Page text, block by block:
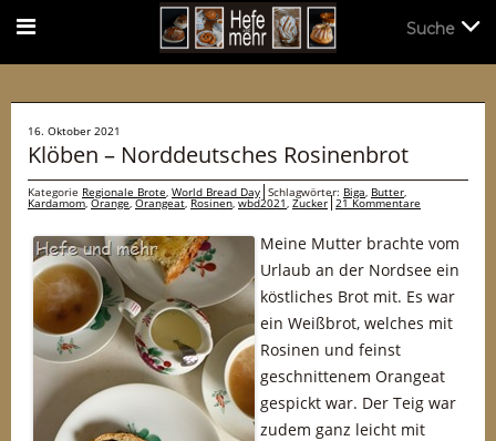
16. Oktober 2021
Klöben – Norddeutsches Rosinenbrot
Kategorie Regionale Brote, World Bread Day Schlagwörter: Biga, Butter,
Kardamom,Orange,Orangeat,Rosinen,wbd2021, Zucker 21 Kommentare
Meine Mutter brachte vom
Urlaub an der Nordsee ein
köstliches Brot mit. Es war
ein Weißbrot, welches mit
Rosinen und feinst
geschnittenem Orangeat
gespickt war. Der Teig war
zudem ganz leicht mit
Suche
Suche